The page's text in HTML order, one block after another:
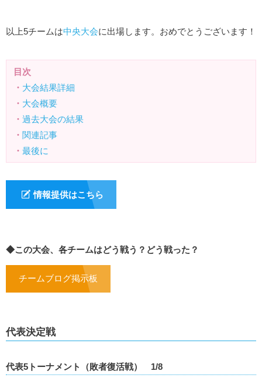
以上5チームは中央大会に出場します。おめでとうございます！
目次
・ 大会結果詳細
・ 大会概要
・ 過去大会の結果
・ 関連記事
・ 最後に
情報提供はこちら
◆この大会、各チームはどう戦う？どう戦った？
チームブログ掲示板
代表決定戦
代表5トーナメント（敗者復活戦） 1/8